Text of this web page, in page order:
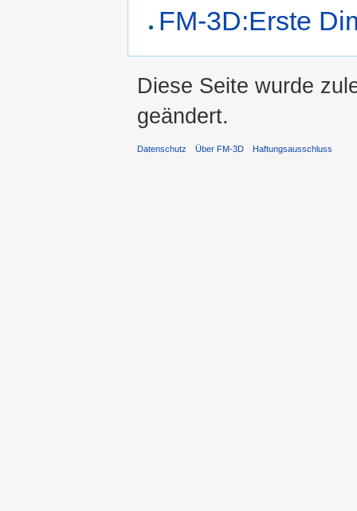
FM-3D:Erste
Diese Seite wurde
geändert.
Datenschutz Über FM-3D Haftungsausschluss